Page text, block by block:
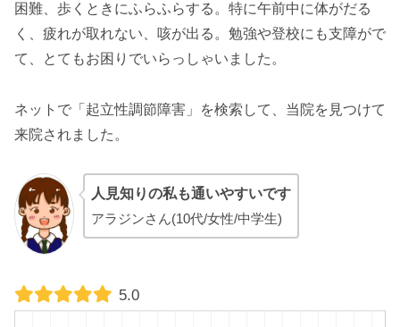
困難、歩くときにふらふらする。特に午前中に体がだる
く、疲れが取れない、咳が出る。勉強や登校にも支障がで
て、とてもお困りでいらっしゃいました。
ネットで「起立性調節障害」を検索して、当院を見つけて
来院されました。
人見知りの私も通いやすいです
アラジンさん(10代/女性/中学生)
5.0